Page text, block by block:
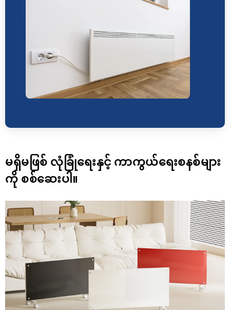
မရှိမဖြစ် လုံခြုံရေးနှင့် ကာကွယ်ရေးစနစ်များ
ကို စစ်ဆေးပါ။